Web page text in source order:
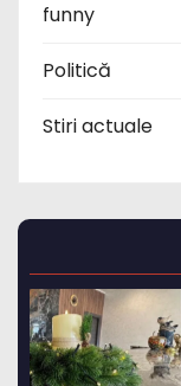
funny
Politică
Stiri actuale